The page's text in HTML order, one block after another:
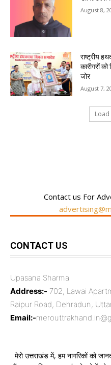
August 8,
राष्ट्रीय
कारीगरों
जोर
August 7,
Contact us For
CONTACT US
Upasana Sharma
Address:- 702, Lawai
Raipur Road, Dehradun,
Email:-
मेरो उत्तराखंड में, हम नागरिकों को